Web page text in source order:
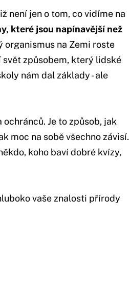
není jen o tom, co vidíme na
které jsou napínavější než
organismus na Zemi roste
způsobem, který lidské
nám dal základy - ale
Je to způsob, jak
moc na sobě všechno závisí.
koho baví dobré kvízy,
vaše znalosti přírody